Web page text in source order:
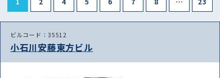
ビルコード：35512
小石川安藤東方ビル